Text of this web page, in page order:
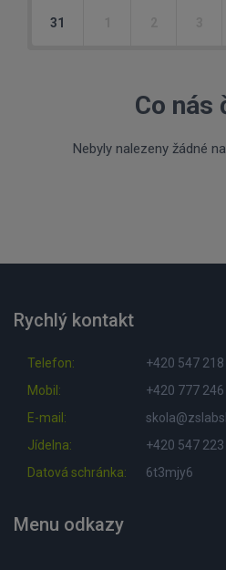
31
Co nás
Nebyly nalezeny žádné
Rychlý kontakt
Telefon:
+420 547
Mobil:
+420 777
E-mail:
Jídelna:
+420 547
Datová schránka:
6t3mjy6
Menu odkazy